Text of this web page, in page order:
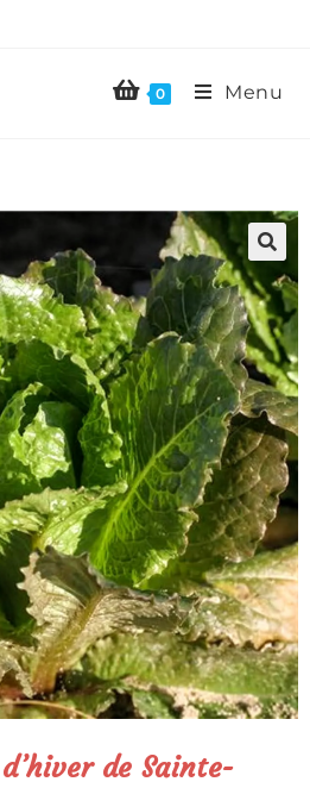
0 Menu
de Sainte-